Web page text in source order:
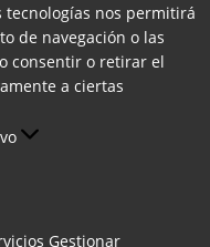
tecnologías nos permitirá
de navegación o las
consentir o retirar el
a ciertas
Gestionar